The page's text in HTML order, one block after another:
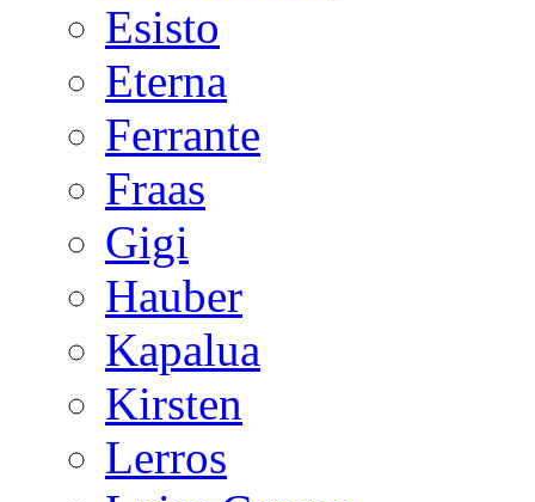
Esisto
Eterna
Ferrante
Fraas
Gigi
Hauber
Kapalua
Kirsten
Lerros